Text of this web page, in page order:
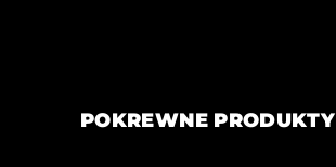
POKREWNE PRODUKTY